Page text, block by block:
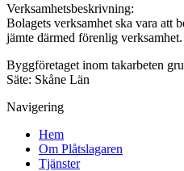
Verksamhetsbeskrivning:
Bolagets verksamhet ska vara att
jämte därmed förenlig verksamhet.
Byggföretaget inom takarbeten
Säte: Skåne Län
Navigering
Hem
Om Plåtslagaren
Tjänster